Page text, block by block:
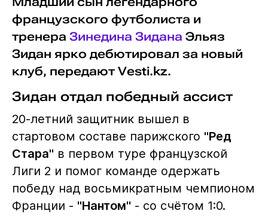
французского футболиста и
тренера Зинедина Зидана Эльяз
Зидан ярко дебютировал за новый
клуб, передают Vesti.kz.
Зидан отдал победный ассист
20-летний защитник вышел в
стартовом составе парижского "Ред
Стара" в первом туре французской
Лиги 2 и помог команде одержать
победу над восьмикратным чемпионом
Франции - "Нантом" - со счётом 1:0.